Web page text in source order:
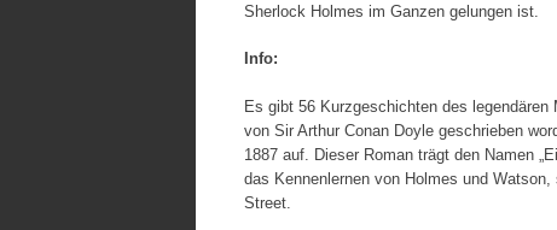
Sherlock Holmes im Ganzen gelungen ist.
Info:
Es gibt 56 Kurzgeschichten des
von Sir Arthur Conan Doyle geschrieben
1887 auf. Dieser Roman trägt den Namen
das Kennenlernen von Holmes und
Street.